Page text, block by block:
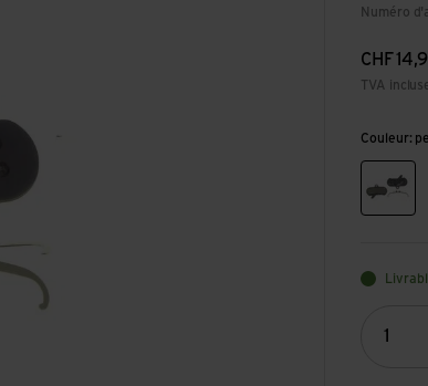
Numéro
CHF
TVA
Couleur:
1